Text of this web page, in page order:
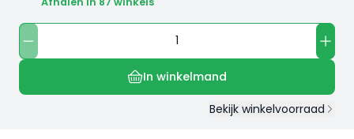
In winkelmand
Bekijk winkelvoorraad